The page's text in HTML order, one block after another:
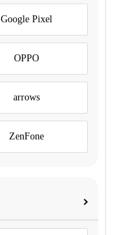
Google Pixel
OPPO
arrows
ZenFone